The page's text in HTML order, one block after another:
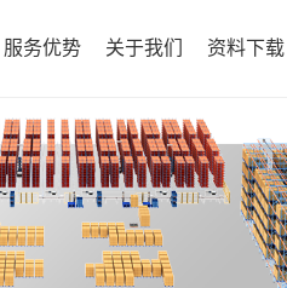
服务优势 关于我们 资料下载